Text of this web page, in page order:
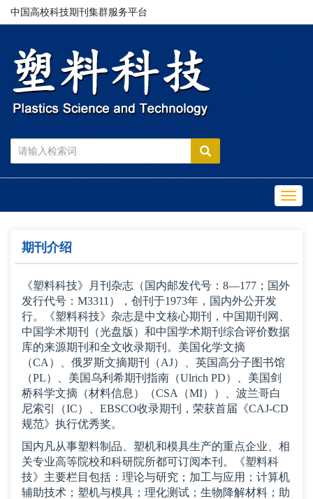
中国高校科技期刊集群服务平台
期刊介绍
《塑料科技》月刊杂志（国内邮发代号：8—177； 国外
发行代号：M3311 ），创刊于1973年，国内外公开发
行。《塑料科技》杂志是中文核心期刊，中国期刊网、
中国学术期刊（光盘版）和中国学术期刊综合评价数据
库的来源期刊和全文收录期刊。美国化学文摘
（CA）、俄罗斯文摘期刊（AJ）、英国高分子图书馆
（PL）、美国乌利希期刊指南（Ulrich PD）、美国剑
桥科学文摘（材料信息）（CSA（MI））、波兰哥白
尼索引（IC）、EBSCO收录期刊，荣获首届《CAJ-CD
规范》执行优秀奖。
国内凡从事塑料制品、塑机和模具生产的重点企业、相
关专业高等院校和科研院所都可订阅本刊。《塑料科
技》主要栏目包括：理论与研究；加工与应用；计算机
辅助技术；塑机与模具；理化测试；生物降解材料；助